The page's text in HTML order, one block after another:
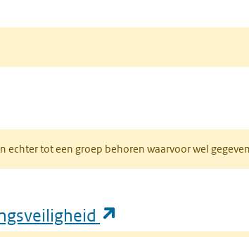
echter tot een groep behoren waarvoor wel